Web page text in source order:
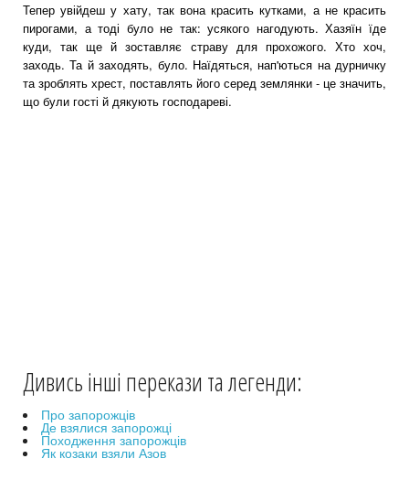
Тепер увійдеш у хату, так вона красить кутками, а не красить
пирогами, а тоді було не так: усякого нагодують. Хазяїн їде
куди, так ще й зоставляє страву для прохожого. Хто хоч,
заходь. Та й заходять, було. Наїдяться, нап'ються на дурничку
та зроблять хрест, поставлять його серед землянки - це значить,
що були гості й дякують господареві.
Дивись інші перекази та легенди:
Про запорожців
Де взялися запорожці
Походження запорожців
Як козаки взяли Азов